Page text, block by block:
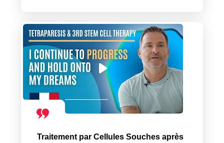
Traitement par Cellules Souches après